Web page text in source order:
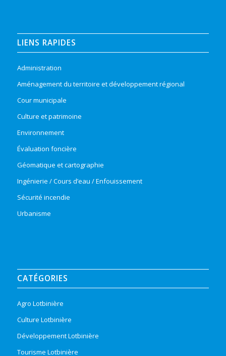
LIENS RAPIDES
Administration
Aménagement du territoire et développement régional
Cour municipale
Culture et patrimoine
Environnement
Évaluation foncière
Géomatique et cartographie
Ingénierie / Cours d’eau / Enfouissement
Sécurité incendie
Urbanisme
CATÉGORIES
Agro Lotbinière
Culture Lotbinière
Développement Lotbinière
Tourisme Lotbinière